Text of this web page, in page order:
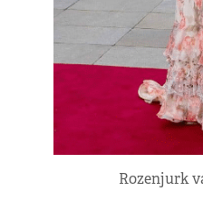
Rozenjurk